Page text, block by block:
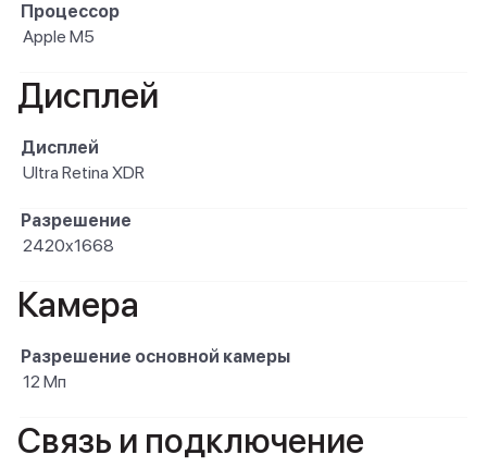
Процессор
Apple M5
Дисплей
Дисплей
Ultra Retina XDR
Разрешение
2420x1668
Камера
Разрешение основной камеры
12 Мп
Связь и подключение